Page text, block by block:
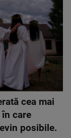
cea mai
care
posibile.